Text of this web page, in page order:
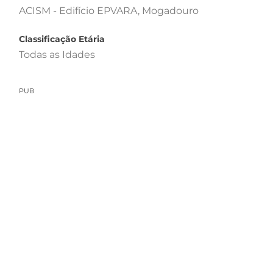
ACISM - Edifício EPVARA, Mogadouro
Classificação Etária
Todas as Idades
PUB